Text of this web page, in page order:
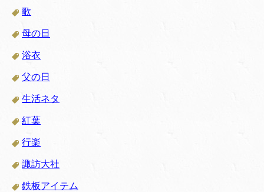
歌
母の日
浴衣
父の日
生活ネタ
紅葉
行楽
諏訪大社
鉄板アイテム